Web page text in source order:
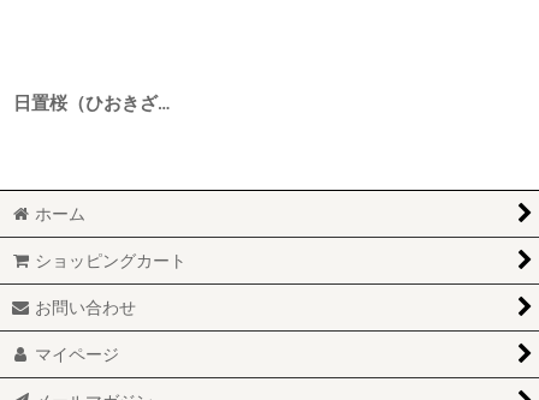
日置桜（ひおきざくら） 純米吟醸 伝承強力 6号酵母 数馬米 1BY 720ml
ホーム
ショッピングカート
お問い合わせ
マイページ